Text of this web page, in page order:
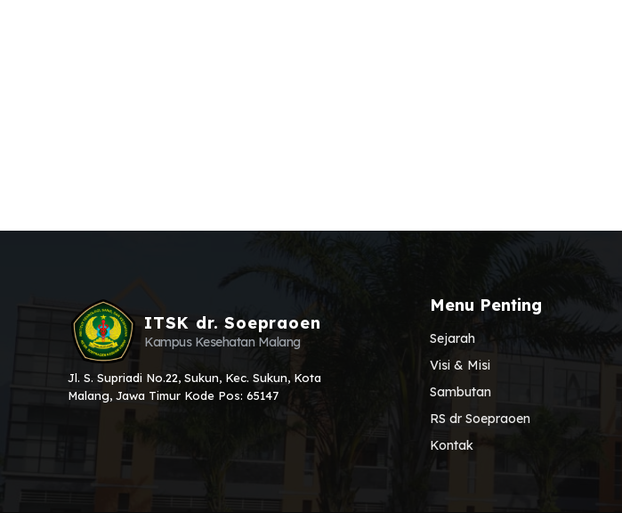
ITSK dr. Soepraoen
Kampus Kesehatan Malang
Jl. S. Supriadi No.22, Sukun, Kec. Sukun, Kota
Malang, Jawa Timur Kode Pos: 65147
Menu Penting
Sejarah
Visi & Misi
Sambutan
RS dr Soepraoen
Kontak